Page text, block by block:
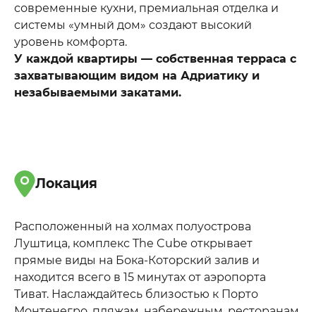
современные кухни, премиальная отделка и
системы «умный дом» создают высокий
уровень комфорта.
У каждой квартиры — собственная терраса с
захватывающим видом на Адриатику и
незабываемыми закатами.
Локация
Расположенный на холмах полуострова
Луштица, комплекс The Cube открывает
прямые виды на Бока-Которский залив и
находится всего в 15 минутах от аэропорта
Тиват. Наслаждайтесь близостью к Порто